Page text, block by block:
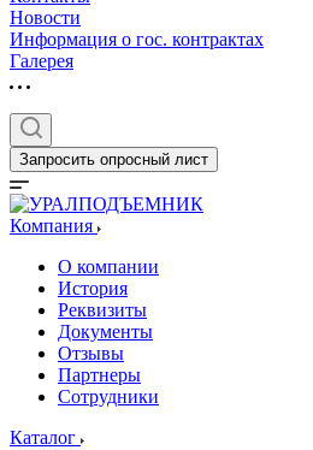
Новости
Информация о гос. контрактах
Галерея
Запросить опросный лист
Компания
О компании
История
Реквизиты
Документы
Отзывы
Партнеры
Сотрудники
Каталог